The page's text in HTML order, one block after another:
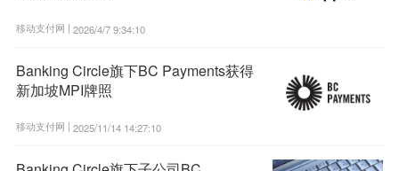
移动支付网 | 2026/4/7 9:34:10
Banking Circle旗下BC Payments获得
新加坡MPI牌照
移动支付网 | 2025/11/14 14:27:10